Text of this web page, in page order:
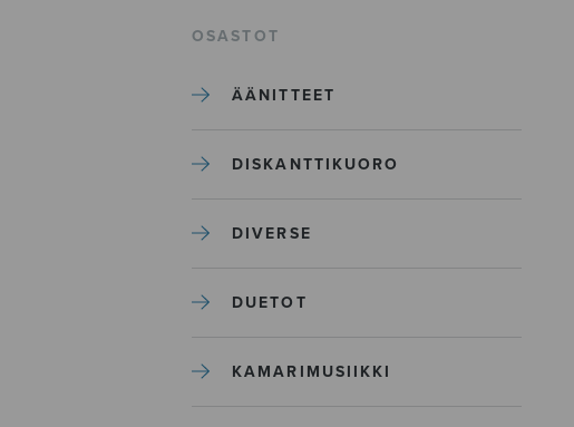
OSASTOT
ÄÄNITTEET
DISKANTTIKUORO
DIVERSE
DUETOT
KAMARIMUSIIKKI